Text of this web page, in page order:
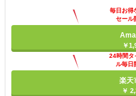
毎日お得
セール
￥
24時間タ
ル毎日
楽天
￥